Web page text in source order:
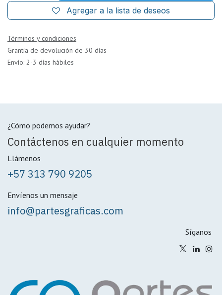
Agregar a la lista de deseos
Términos y condiciones
Grantía de devolución de 30 días
Envío: 2-3 días hábiles
¿Cómo podemos ayudar?
Contáctenos en cualquier momento
Llámenos
+57 313 790 9205
Envíenos un mensaje
info@partesgraficas.com
Síganos